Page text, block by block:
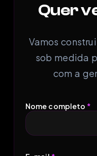
Quer
Vamos
sob medida
com a
Nome completo *